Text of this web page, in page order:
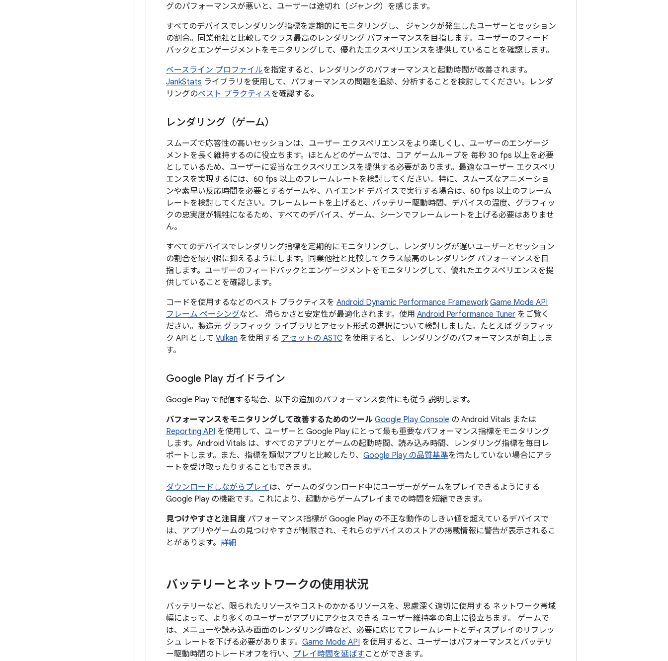
グのパフォーマンスが悪いと、ユーザーは途切れ（ジャンク）を感じます。
すべてのデバイスでレンダリング指標を定期的にモニタリングし、 ジャンクが発生したユーザーとセッション
の割合。同業他社と比較してクラス最高のレンダリング パフォーマンスを目指します。ユーザーのフィード
バックとエンゲージメントをモニタリングして、優れたエクスペリエンスを提供していることを確認します。
ベースライン プロファイルを指定すると、レンダリングのパフォーマンスと起動時間が改善されます。
JankStats ライブラリを使用して、パフォーマンスの問題を追跡、分析することを検討してください。レンダ
リングのベスト プラクティスを確認する。
レンダリング（ゲーム）
スムーズで応答性の高いセッションは、ユーザー エクスペリエンスをより楽しくし、ユーザーのエンゲージ
メントを長く維持するのに役立ちます。ほとんどのゲームでは、コア ゲームループを 毎秒 30 fps 以上を必要
としているため、ユーザーに妥当なエクスペリエンスを提供する必要があります。最適なユーザー エクスペリ
エンスを実現するには、60 fps 以上のフレームレートを検討してください。特に、スムーズなアニメーショ
ンや素早い反応時間を必要とするゲームや、ハイエンド デバイスで実行する場合は、60 fps 以上のフレーム
レートを検討してください。フレームレートを上げると、バッテリー駆動時間、デバイスの温度、グラフィッ
クの忠実度が犠牲になるため、すべてのデバイス、ゲーム、シーンでフレームレートを上げる必要はありませ
ん。
すべてのデバイスでレンダリング指標を定期的にモニタリングし、レンダリングが遅いユーザーとセッション
の割合を最小限に抑えるようにします。同業他社と比較してクラス最高のレンダリング パフォーマンスを目
指します。ユーザーのフィードバックとエンゲージメントをモニタリングして、優れたエクスペリエンスを提
供していることを確認します。
コードを使用するなどのベスト プラクティスを Android Dynamic Performance Framework Game Mode API
フレーム ペーシングなど、 滑らかさと安定性が最適化されます。使用 Android Performance Tuner をご覧く
ださい。製造元 グラフィック ライブラリとアセット形式の選択について検討しました。たとえば グラフィッ
ク API として Vulkan を使用する アセットの ASTC を使用すると、 レンダリングのパフォーマンスが向上しま
す。
Google Play ガイドライン
Google Play で配信する場合、以下の追加のパフォーマンス要件にも従う 説明します。
パフォーマンスをモニタリングして改善するためのツール Google Play Console の Android Vitals または
Reporting API を使用して、ユーザーと Google Play にとって最も重要なパフォーマンス指標をモニタリング
します。Android Vitals は、すべてのアプリとゲームの起動時間、読み込み時間、レンダリング指標を毎日レ
ポートします。また、指標を類似アプリと比較したり、 Google Play の品質基準を満たしていない場合にアラ
ートを受け取ったりすることもできます。
ダウンロードしながらプレイは、ゲームのダウンロード中にユーザーがゲームをプレイできるようにする
Google Play の機能です。これにより、起動からゲームプレイまでの時間を短縮できます。
見つけやすさと注目度 パフォーマンス指標が Google Play の不正な動作のしきい値を超えているデバイスで
は、アプリやゲームの見つけやすさが制限され、それらのデバイスのストアの掲載情報に警告が表示されるこ
とがあります。 詳細
バッテリーとネットワークの使用状況
バッテリーなど、限られたリソースやコストのかかるリソースを、思慮深く適切に使用する ネットワーク帯域
幅によって、より多くのユーザーがアプリにアクセスできる ユーザー維持率の向上に役立ちます。 ゲームで
は、メニューや読み込み画面のレンダリング時など、必要に応じてフレームレートとディスプレイのリフレッ
シュ レートを下げる必要があります。 Game Mode API を使用すると、ユーザーはパフォーマンスとバッテリ
ー駆動時間のトレードオフを行い、 プレイ時間を延ばす ことができます。